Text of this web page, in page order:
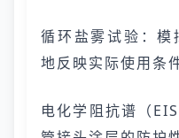
循环盐雾试验：模
地反映实际使用条件
电化学阻抗谱（